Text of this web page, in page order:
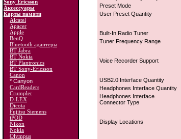
Sony Ericsson
Аксессуары
Карты памяти
Alcatel
Apacer
Apple
BenQ
Bluetooth адаптеры
BT Jabra
BT Nokia
BT Plantronics
BT Sony-Ericsson
Canon
* Canyon
CardReaders
Crumpler
D-LEX
Dicota
Fujitsu Siemens
iPOD
Nikon
Nokia
Olympus
Preset Mode
User Preset Quantity
Built-In Radio Tuner
Tuner Frequency Range
Voice Recorder Support
USB2.0 Interface Quantity
Headphones Interface Quantity
Headphones Interface
Connector Type
Display Locations